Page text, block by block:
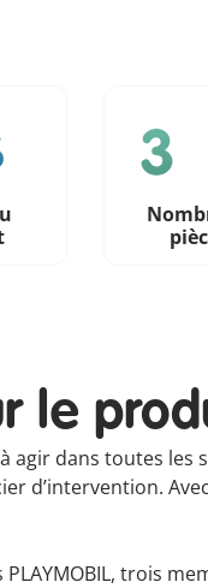
le
agir dans toutes
d’intervention.
trois